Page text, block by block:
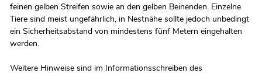
feinen gelben Streifen sowie an den gelben Beinenden. Einzelne
Tiere sind meist ungefährlich, in Nestnähe sollte jedoch unbedingt
ein Sicherheitsabstand von mindestens fünf Metern eingehalten
werden.
Weitere Hinweise sind im Informationsschreiben des